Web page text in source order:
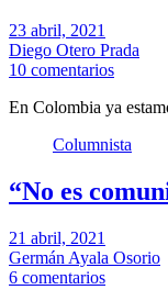
23 abril, 2021
Diego Otero Prada
10 comentarios
En Colombia ya
Columnista
“No es
21 abril, 2021
Germán Ayala Osorio
6 comentarios